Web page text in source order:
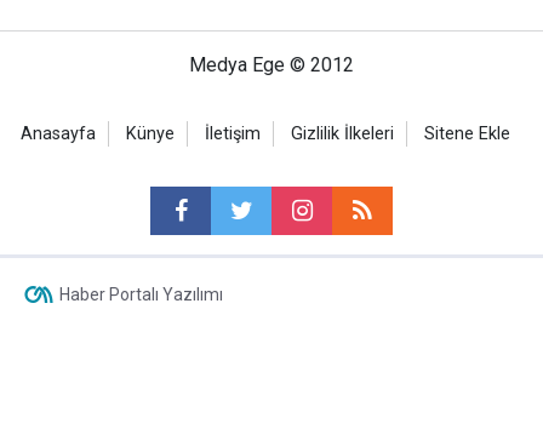
Medya Ege © 2012
Anasayfa Künye İletişim Gizlilik İlkeleri Sitene Ekle
Haber Portalı Yazılımı